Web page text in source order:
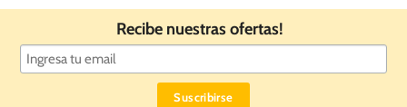
Recibe nuestras ofertas!